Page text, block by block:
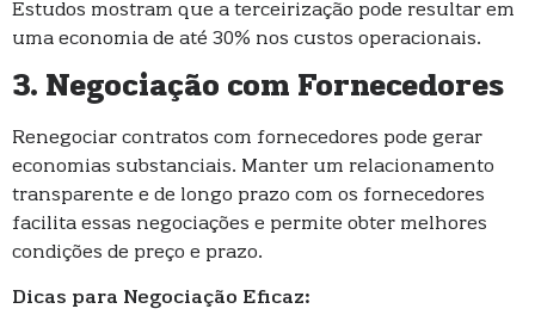
Estudos mostram que a terceirização pode resultar em
uma economia de até 30% nos custos operacionais.
3. Negociação com Fornecedores
Renegociar contratos com fornecedores pode gerar
economias substanciais. Manter um relacionamento
transparente e de longo prazo com os fornecedores
facilita essas negociações e permite obter melhores
condições de preço e prazo.
Dicas para Negociação Eficaz: